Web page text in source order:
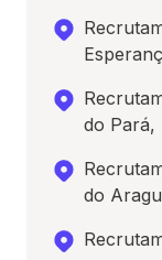
do Pará,
do